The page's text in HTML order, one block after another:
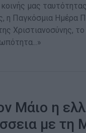
μας
η Παγκόσμια Ημέρα
Χριστιανοσύνης,
Μάιο η
με τη